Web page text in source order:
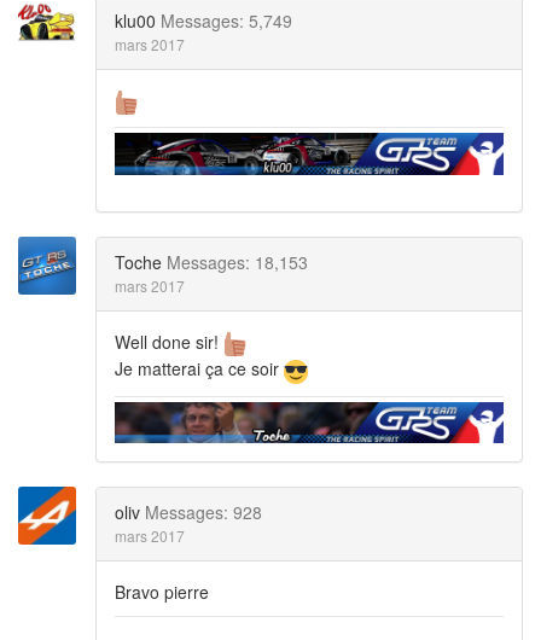
klu00 Messages: 5,749
mars 2017
Toche Messages: 18,153
mars 2017
Well done sir!
Je matterai ça ce soir
oliv Messages: 928
mars 2017
Bravo pierre